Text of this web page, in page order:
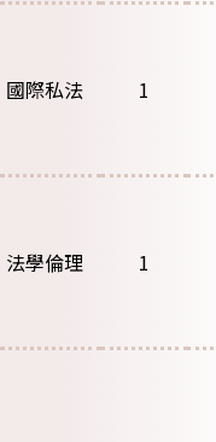
國際私法 1
法學倫理 1